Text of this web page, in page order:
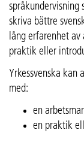
språkundervisning
skriva bättre
lång erfarenhet
praktik eller
Yrkessvenska kan
med:
en
en praktik